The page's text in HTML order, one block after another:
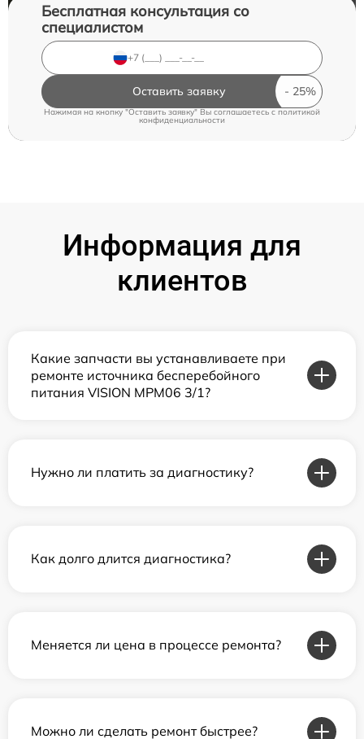
Бесплатная консультация со
специалистом
Оставить заявку
Нажимая на кнопку "Оставить заявку" Вы соглашаетесь cполитикой
конфиденциальности
Информация для
клиентов
Какие запчасти вы устанавливаете при
ремонте источника бесперебойного
питания VISION MPM06 3/1?
Нужно ли платить за диагностику?
Как долго длится диагностика?
Меняется ли цена в процессе ремонта?
Можно ли сделать ремонт быстрее?